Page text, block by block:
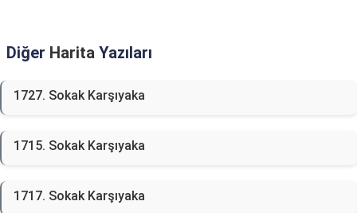
Diğer Harita Yazıları
1727. Sokak Karşıyaka
1715. Sokak Karşıyaka
1717. Sokak Karşıyaka